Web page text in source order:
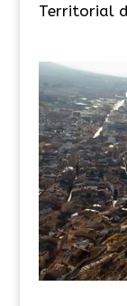
Territorial